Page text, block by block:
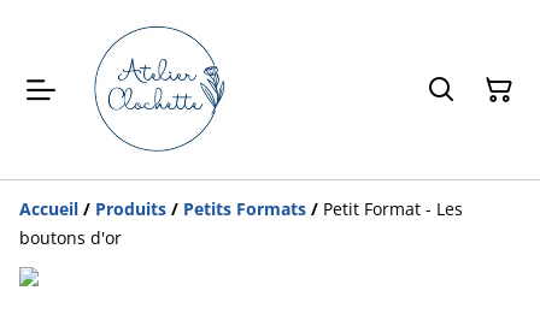
Accueil / Produits / Petits Formats / Petit Format - Les
boutons d'or